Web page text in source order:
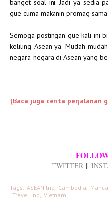
banget soal ini. Jadi ya sedia
gue cuma makanin promag
Semoga postingan gue kali ini
keliling Asean ya. Mudah-
negara-negara di Asean yang
[Baca juga cerita perjalanan
TWITTER||
Tags: ASEAN trip Cambodia
Travelling Vietnam